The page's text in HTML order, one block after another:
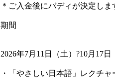
＊ご入金後にバディが決定しま
期間
2026年7月11日（土）?10月17日
・「やさしい日本語」レクチ